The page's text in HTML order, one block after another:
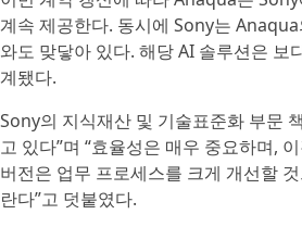
계속 제공한다. 동시에 Sony는
와도 맞닿아 있다. 해당 AI 솔루션은 보
계됐다.
Sony의 지식재산 및 기술표준화 부문
고 있다”며 “효율성은 매우 중요하며,
버전은 업무 프로세스를 크게 개선할
란다”고 덧붙였다.